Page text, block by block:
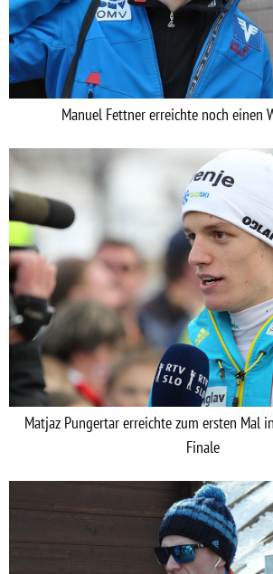
Manuel Fettner erreichte noch einen
Matjaz Pungertar erreichte zum ersten Mal
Finale